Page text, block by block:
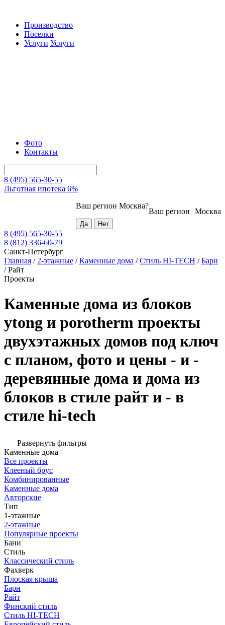
Производство
Поселки
Услуги Услуги
Фото
Контакты
8 (495) 565-30-55
Льготная ипотека 6%
Москва
Ваш регион
Ваш регион Москва?
8 (495) 565-30-55
8 (812) 336-60-79
Санкт-Петербург
Главная / 2-этажные /Каменные дома /Стиль HI-TECH /Барн
/Райт
Проекты
Каменные дома из блоков
ytong и porotherm проекты
двухэтажных домов под ключ
с планом, фото и цены - и -
деревянные дома и дома из
блоков в стиле райт и - в
стиле hi-tech
Развернуть фильтры
Каменные дома
Все проекты
Клееный брус
Комбинированные
Каменные дома
Авторские
Тип
1-этажные
2-этажные
Популярные проекты
Бани
Стиль
Классический стиль
Фахверк
Плоская крыша
Барн
Райт
Финский стиль
Стиль HI-TECH